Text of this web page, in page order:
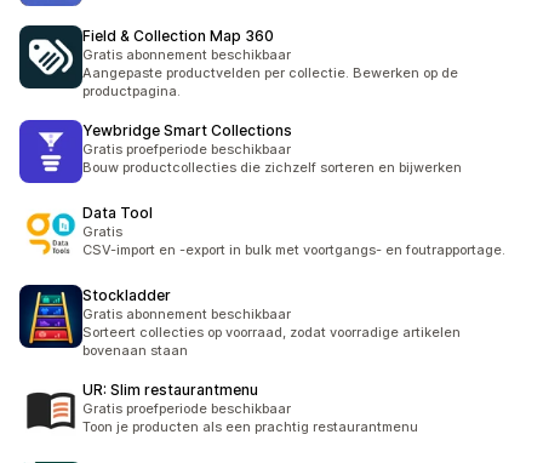
Field & Collection Map 360
Gratis abonnement beschikbaar
Aangepaste productvelden per collectie. Bewerken op de
productpagina.
Yewbridge Smart Collections
Gratis proefperiode beschikbaar
Bouw productcollecties die zichzelf sorteren en bijwerken
Data Tool
Gratis
CSV-import en -export in bulk met voortgangs- en foutrapportage.
Stockladder
Gratis abonnement beschikbaar
Sorteert collecties op voorraad, zodat voorradige artikelen
bovenaan staan
UR: Slim restaurantmenu
Gratis proefperiode beschikbaar
Toon je producten als een prachtig restaurantmenu